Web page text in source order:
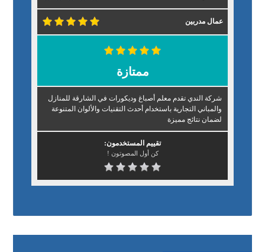
عمال مدربين
ممتازة
شركة الندي تقدم معلم أصباغ وديكورات في الشارقة للمنازل
والمباني التجارية باستخدام أحدث التقنيات والألوان المتنوعة
لضمان نتائج مميزة
تقييم المستخدمون:
كن أول المصوتون !